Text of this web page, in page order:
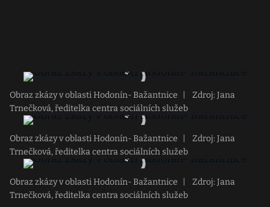
Obraz zkázy v oblasti Hodonín- Bažantnice
Zdroj: Jana
Trnečková, ředitelka centra sociálních služeb
Obraz zkázy v oblasti Hodonín- Bažantnice
Zdroj: Jana
Trnečková, ředitelka centra sociálních služeb
Obraz zkázy v oblasti Hodonín- Bažantnice
Zdroj: Jana
Trnečková, ředitelka centra sociálních služeb